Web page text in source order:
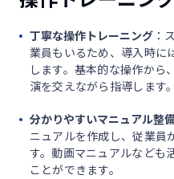
丁寧な操作トレーニング：
業員もいるため、導入時に
します。基本的な操作から
演を交えながら指導します。
分かりやすいマニュアル整
ニュアルを作成し、従業員
す。動画マニュアルなども
ことができます。